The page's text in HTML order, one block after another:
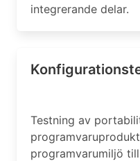
integrerande delar.
Testning av
programvarumiljö till